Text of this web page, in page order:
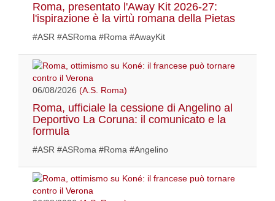
Roma, presentato l'Away Kit 2026-27:
l'ispirazione è la virtù romana della Pietas
#ASR #ASRoma #Roma #AwayKit
06/08/2026 (A.S. Roma)
Roma, ufficiale la cessione di Angelino al
Deportivo La Coruna: il comunicato e la
formula
#ASR #ASRoma #Roma #Angelino